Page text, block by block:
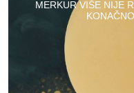
MERKUR VIŠE NIJE